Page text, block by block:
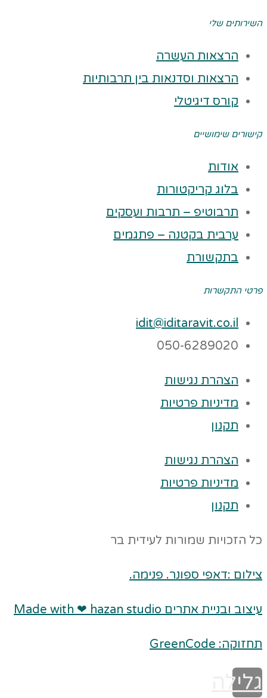
השירותים שלי
הרצאות העשרה
הרצאות וסדנאות בין תרבותיות
קורס דיגיטלי
קישורים שימושיים
אודות
בלוג קריקטורות
תרבוטיפ – תרבות ועסקים
ערבית בקטנה – פתגמים
בתקשורת
פרטי התקשרות
idit@iditaravit.co.il
050-6289020
הצהרת נגישות
מדיניות פרטיות
תקנון
הצהרת נגישות
מדיניות פרטיות
תקנון
כל הזכויות שמורות לעידית בר
צילום :דאפי ספונר. פנימה.
עיצוב ובניית אתרים Made with ❤ hazan studio
תחזוקה: GreenCode
גלילה